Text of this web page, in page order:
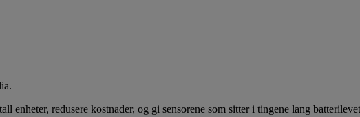
enheter, redusere kostnader, og gi sensorene som sitter i tingene lang